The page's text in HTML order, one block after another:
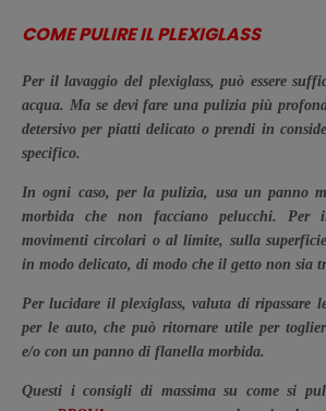
COME PULIRE IL PLEXIGLASS
Per illavaggio del plexiglass, può essere
acqua. Ma se devi fare una pulizia più
detersivo per piatti delicato o prendi in
specifico.
In ogni caso, per la pulizia, usa un panno
morbida che non facciano pelucchi. Per
movimenti circolari o al limite, sulla
in modo delicato, di modo che il getto non sia
Perlucidare il plexiglass, valuta di ripassare
per le auto, che può ritornare utile per
e/o con un panno di flanella morbida.
Questi i consigli di massima su come si